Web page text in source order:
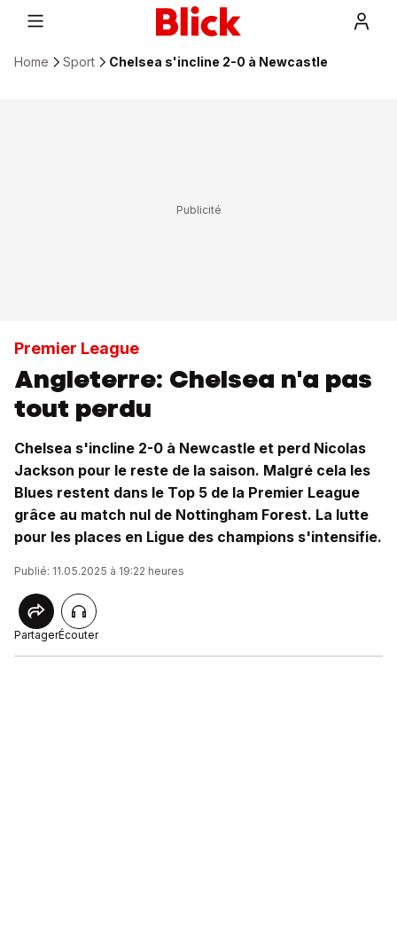
Home Sport Chelsea s'incline 2-0 à Newcastle
Premier League
Angleterre: Chelsea n'a pas
tout perdu
Chelsea s'incline 2-0 à Newcastle et perd Nicolas
Jackson pour le reste de la saison. Malgré cela les
Blues restent dans le Top 5 de la Premier League
grâce au match nul de Nottingham Forest. La lutte
pour les places en Ligue des champions s'intensifie.
Publié: 11.05.2025 à 19:22 heures
PartagerÉcouter